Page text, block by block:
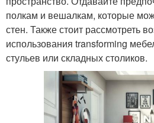
полкам и вешалкам, которые
стен. Также стоит рассмотреть
использования transforming
стульев или складных столиков.